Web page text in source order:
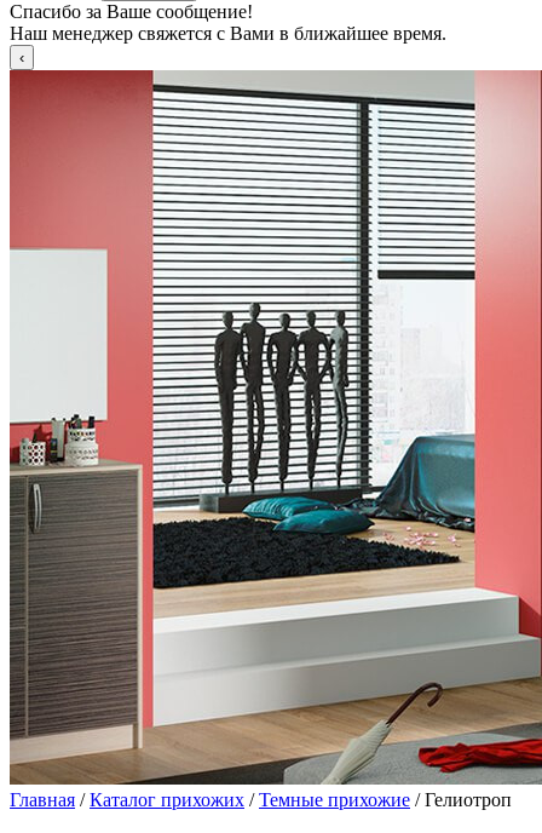
Спасибо за Ваше сообщение!
Наш менеджер свяжется с Вами в ближайшее время.
Главная /Каталог прихожих /Темные прихожие / Гелиотроп